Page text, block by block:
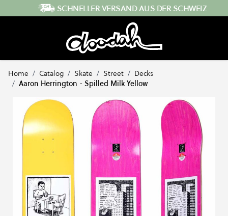
Direkt zum InhaltSCHNELLER VERSAND AUS DER SCHWEIZ
Home / Catalog / Skate / Street / Decks
/ Aaron Herrington - Spilled Milk Yellow